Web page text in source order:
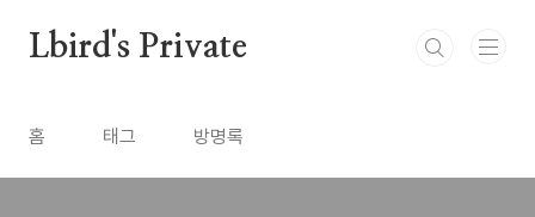
Lbird's Private
홈 태그 방명록